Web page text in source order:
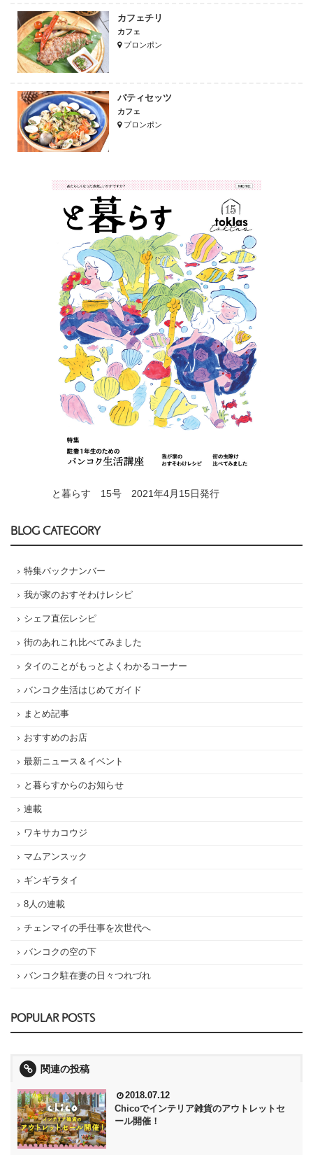
カフェチリ
カフェ
プロンポン
パティセッツ
カフェ
プロンポン
と暮らす 15号 2021年4月15日発行
BLOG CATEGORY
特集バックナンバー
我が家のおすそわけレシピ
シェフ直伝レシピ
街のあれこれ比べてみました
タイのことがもっとよくわかるコーナー
バンコク生活はじめてガイド
まとめ記事
おすすめのお店
最新ニュース＆イベント
と暮らすからのお知らせ
連載
ワキサカコウジ
マムアンスック
ギンギラタイ
8人の連載
チェンマイの手仕事を次世代へ
バンコクの空の下
バンコク駐在妻の日々つれづれ
POPULAR POSTS
関連の投稿
2018.07.12
Chicoでインテリア雑貨のアウトレットセ
ール開催！